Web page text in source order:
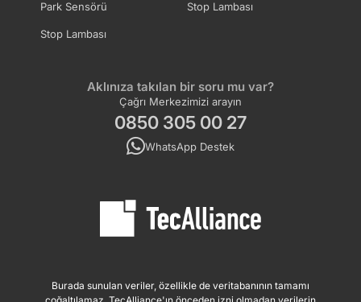
Park Sensörü Stop Lambası
Stop Lambası
Aklınıza takılan bir soru mu var?
Çağrı Merkezimizi arayın
0850 305 00 27
WhatsApp Destek
Burada sunulan veriler, özellikle de veritabanının tamamı